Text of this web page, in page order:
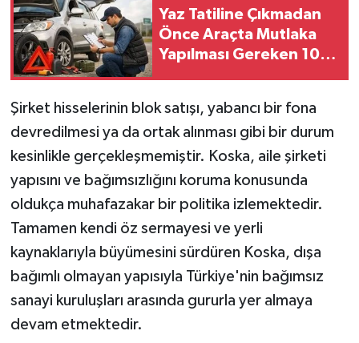
Yaz Tatiline Çıkmadan
Önce Araçta Mutlaka
Yapılması Gereken 10
Şirket hisselerinin blok satışı, yabancı bir fona
devredilmesi ya da ortak alınması gibi bir durum
kesinlikle gerçekleşmemiştir. Koska, aile şirketi
yapısını ve bağımsızlığını koruma konusunda
oldukça muhafazakar bir politika izlemektedir.
Tamamen kendi öz sermayesi ve yerli
kaynaklarıyla büyümesini sürdüren Koska, dışa
bağımlı olmayan yapısıyla Türkiye'nin bağımsız
sanayi kuruluşları arasında gururla yer almaya
devam etmektedir.